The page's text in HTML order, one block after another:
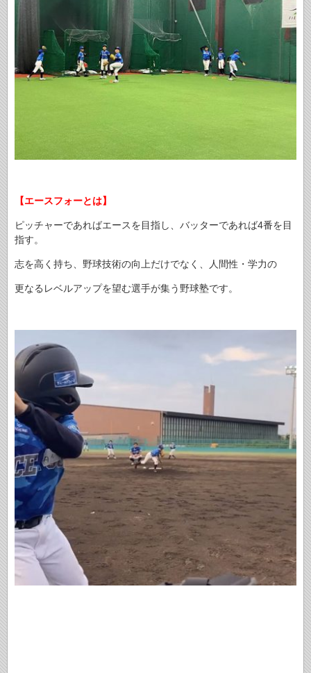
【エースフォーとは】
ピッチャーであればエースを目指し、バッターであれば4番を目
指す。
志を高く持ち、野球技術の向上だけでなく、人間性・学力の
更なるレベルアップを望む選手が集う野球塾です。